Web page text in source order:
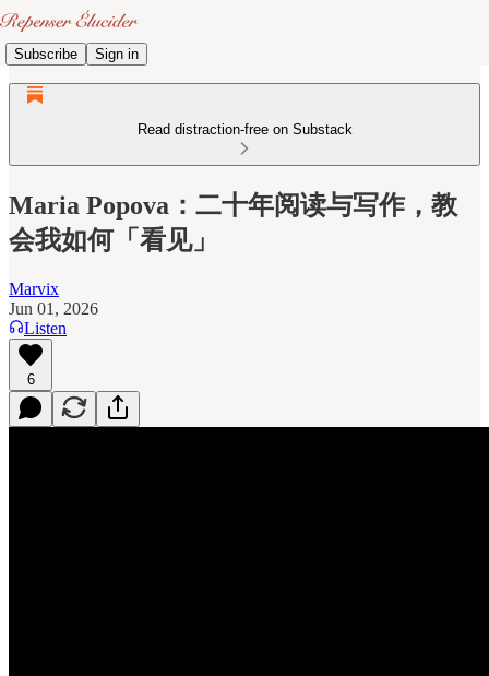
Subscribe Sign in
Read distraction-free on Substack
Maria Popova：二十年阅读与写作，教
会我如何「看见」
Marvix
Jun 01, 2026
Listen
6